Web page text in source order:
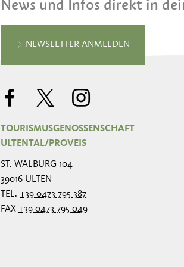
News und Infos direkt in
NEWSLETTER ANMELDEN
TOURISMUSGENOSSENSCHAFT
ULTENTAL/PROVEIS
ST. WALBURG 104
39016 ULTEN
TEL. +39 0473 795 387
FAX +39 0473 795 049